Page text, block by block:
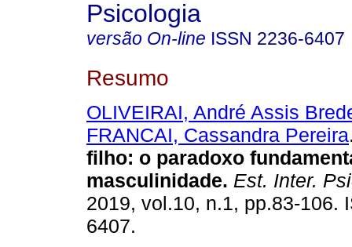
Psicologia
versão On-line ISSN 2236-6407
Resumo
OLIVEIRAI, André Assis
FRANCAI, Cassandra Pereira
filho: o paradoxo
masculinidade. Est. Inter.
2019, vol.10, n.1, pp.83-106.
6407.